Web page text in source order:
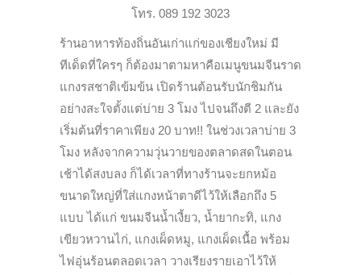
โทร. 089 192 3023
ร้านอาหารท้องถิ่นอันเก่าแก่ของเชียงใหม่ มี
ทีเด็ดที่ใครๆ ก็ต้องมาตามหาคือเมนูขนมจีนราด
แกงรสชาติเข้มข้น เปิดร้านต้อนรับนักชิมกัน
อย่างสะใจตั้งแต่บ่าย 3 โมง ไปจนถึงตี 2 และยัง
เริ่มต้นที่ราคาเพียง 20 บาท!! ในช่วงเวลาบ่าย 3
โมง หลังจากความวุ่นวายของตลาดสดในตอน
เช้าได้สงบลง ก็ได้เวลาที่ทางร้านจะยกหม้อ
ขนาดใหญ่ที่ใส่แกงหน้าตาดีไว้ให้เลือกถึง 5
แบบ ได้แก่ ขนมจีนน้ำเงี้ยว, น้ำยากะทิ, แกง
เขียวหวานไก่, แกงเผ็ดหมู, แกงเผ็ดเนื้อ พร้อม
ไฟอุ่นร้อนตลอดเวลา วางเรียงรายเอาไว้ให้